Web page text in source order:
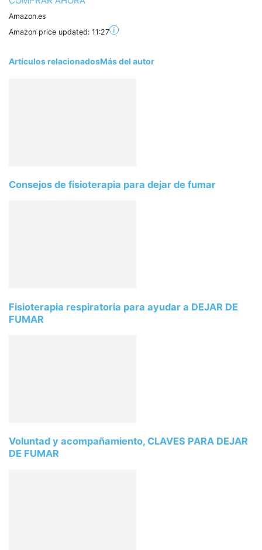
Amazon.es
Amazon price updated: 11:27
Artículos relacionadosMás del autor
Consejos de fisioterapia para dejar de fumar
Fisioterapia respiratoria para ayudar a DEJAR DE
FUMAR
Voluntad y acompañamiento, CLAVES PARA DEJAR
DE FUMAR